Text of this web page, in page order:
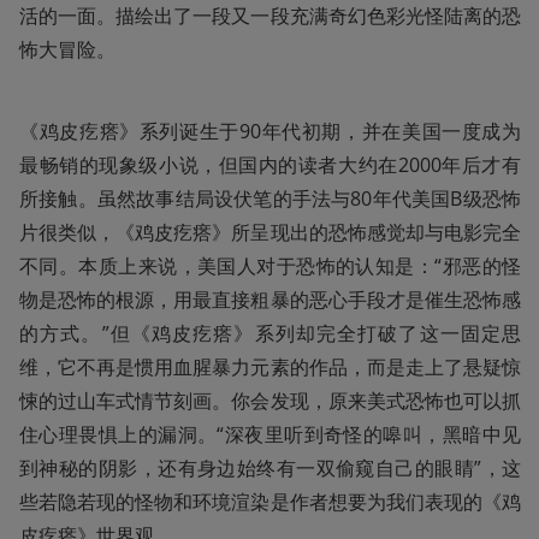
活的一面。描绘出了一段又一段充满奇幻色彩光怪陆离的恐
怖大冒险。
《鸡皮疙瘩》系列诞生于90年代初期，并在美国一度成为
最畅销的现象级小说，但国内的读者大约在2000年后才有
所接触。虽然故事结局设伏笔的手法与80年代美国B级恐怖
片很类似，《鸡皮疙瘩》所呈现出的恐怖感觉却与电影完全
不同。本质上来说，美国人对于恐怖的认知是：“邪恶的怪
物是恐怖的根源，用最直接粗暴的恶心手段才是催生恐怖感
的方式。”但《鸡皮疙瘩》系列却完全打破了这一固定思
维，它不再是惯用血腥暴力元素的作品，而是走上了悬疑惊
悚的过山车式情节刻画。你会发现，原来美式恐怖也可以抓
住心理畏惧上的漏洞。“深夜里听到奇怪的嗥叫，黑暗中见
到神秘的阴影，还有身边始终有一双偷窥自己的眼睛”，这
些若隐若现的怪物和环境渲染是作者想要为我们表现的《鸡